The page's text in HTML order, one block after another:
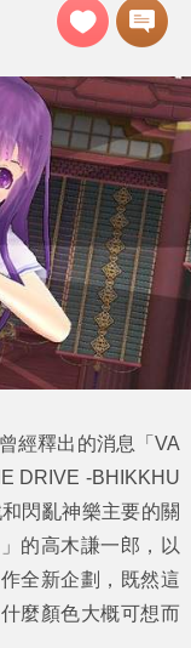
經釋出的消息「VA
DRIVE -BHIKKHU
閃亂神樂主要的關
的高木謙一郎，以
全新企劃，既然這
麼顏色大概可想而